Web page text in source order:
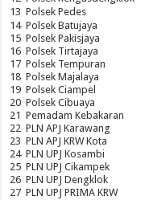
13 Polsek Pedes
14 Polsek Batujaya
15 Polsek Pakisjaya
16 Polsek Tirtajaya
17 Polsek Tempuran
18 Polsek Majalaya
19 Polsek Ciampel
20 Polsek Cibuaya
21 Pemadam Kebakaran
22 PLN APJ Karawang
23 PLN APJ KRW Kota
24 PLN UPJ Kosambi
25 PLN UPJ Cikampek
26 PLN UPJ Dengklok
27 PLN UPJ PRIMA KRW